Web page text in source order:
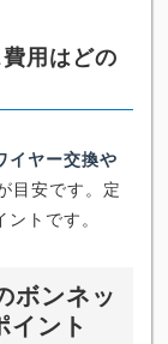
用はどの
イヤー交換や
目安です。定
トです。
ボンネッ
イント